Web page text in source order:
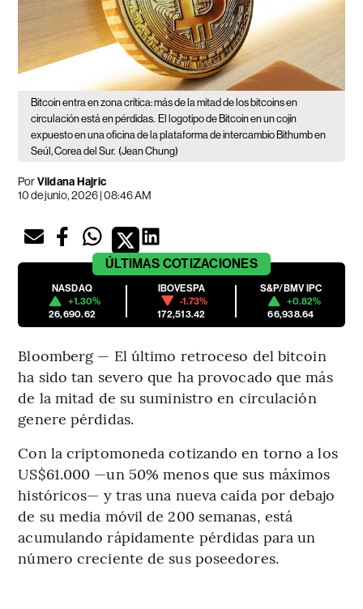
Bitcoin entra en zona crítica: más de la mitad de los bitcoins en
circulación está en pérdidas. El logotipo de Bitcoin en un cojín
expuesto en una oficina de la plataforma de intercambio Bithumb en
Seúl, Corea del Sur. (Jean Chung)
PorVildana Hajric
10 de junio, 2026 | 08:46 AM
ÚLTIMAS COTIZACIONES
NASDAQ
+1.30%
26,690.62
IBOVESPA
-1.73%
172,513.42
S&P/BMV IPC
+0.82%
66,938.64
Bloomberg — El último retroceso del bitcoin
ha sido tan severo que ha provocado que más
de la mitad de su suministro en circulación
genere pérdidas.
Con la criptomoneda cotizando en torno a los
US$61.000 —un 50% menos que sus máximos
históricos— y tras una nueva caída por debajo
de su media móvil de 200 semanas, está
acumulando rápidamente pérdidas para un
número creciente de sus poseedores.